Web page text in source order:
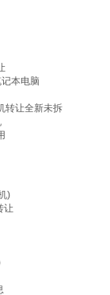
本电脑
转让全新未拆
)
让